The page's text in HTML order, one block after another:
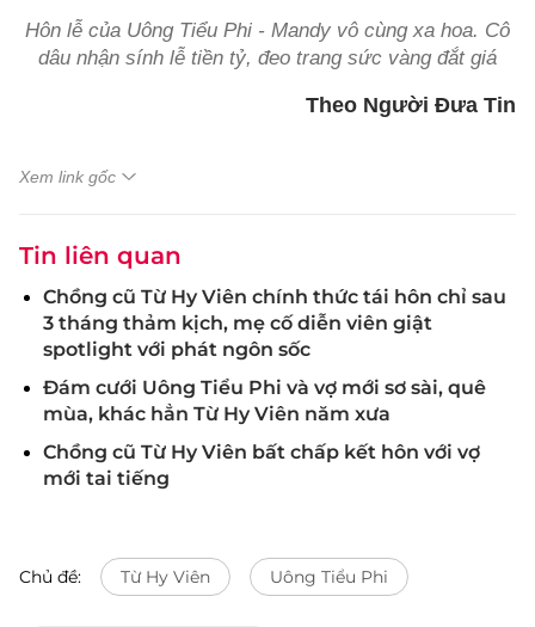
Hôn lễ của Uông Tiểu Phi - Mandy vô cùng xa hoa. Cô
dâu nhận sính lễ tiền tỷ, đeo trang sức vàng đắt giá
Theo Người Đưa Tin
Xem link gốc
Tin liên quan
Chồng cũ Từ Hy Viên chính thức tái hôn chỉ sau
3 tháng thảm kịch, mẹ cố diễn viên giật
spotlight với phát ngôn sốc
Đám cưới Uông Tiểu Phi và vợ mới sơ sài, quê
mùa, khác hẳn Từ Hy Viên năm xưa
Chồng cũ Từ Hy Viên bất chấp kết hôn với vợ
mới tai tiếng
Chủ đề: Từ Hy Viên Uông Tiểu Phi